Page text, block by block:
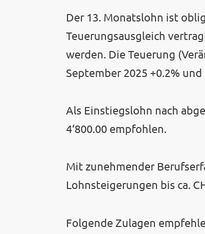
Der 13. Monatslohn ist
Teuerungsausgleich
werden. Die Teuerung
September 2025 +0.2%
Als Einstiegslohn nach
4‘800.00 empfohlen.
Mit zunehmender
Lohnsteigerungen bis ca.
Folgende Zulagen